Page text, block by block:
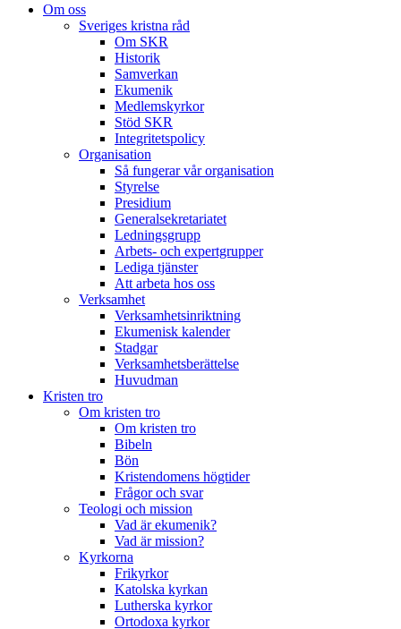
Om oss
Sveriges kristna råd
Om SKR
Historik
Samverkan
Ekumenik
Medlemskyrkor
Stöd SKR
Integritetspolicy
Organisation
Så fungerar vår organisation
Styrelse
Presidium
Generalsekretariatet
Ledningsgrupp
Arbets- och expertgrupper
Lediga tjänster
Att arbeta hos oss
Verksamhet
Verksamhetsinriktning
Ekumenisk kalender
Stadgar
Verksamhetsberättelse
Huvudman
Kristen tro
Om kristen tro
Om kristen tro
Bibeln
Bön
Kristendomens högtider
Frågor och svar
Teologi och mission
Vad är ekumenik?
Vad är mission?
Kyrkorna
Frikyrkor
Katolska kyrkan
Lutherska kyrkor
Ortodoxa kyrkor